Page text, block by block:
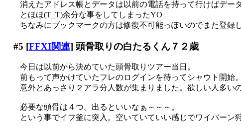
消えたアドレス帳とデータは以前の電話を持って行けばデー
とほほ(T_T)余分な事をしてしまったYO
ちなみにブックマークの方は修復不可能っぽいのでまた登録
#5 [FFXI関連] 頭骨取りの白たるくん７２歳
今日は以前から決めていた頭骨取りツアー当日。
前もって声かけていたフレのログインを待ってシャウト開始。
意外とあっさり２アラ分人数が集まりました。欲しい人多い
必要な頭骨は４つ。出るといいなぁ～～～。
という事でイフ釜に突入。空いていていい感じでワイバーン